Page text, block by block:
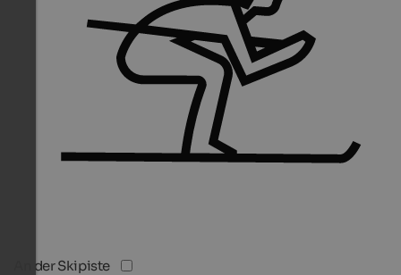
An der Skipiste